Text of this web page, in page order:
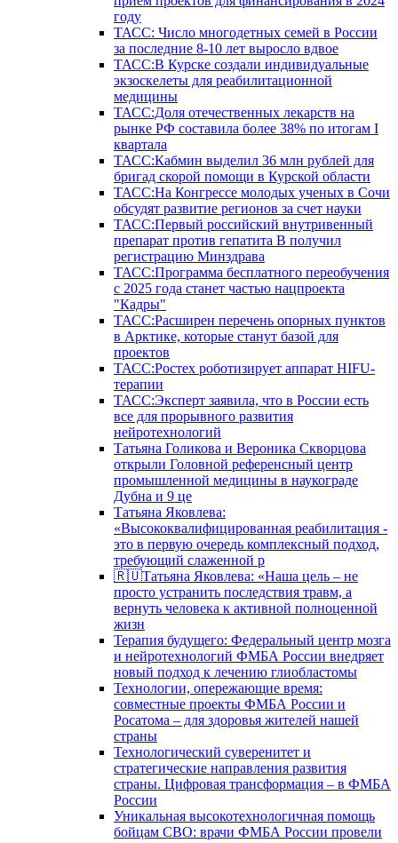
году
ТАСС: Число многодетных семей в России
за последние 8-10 лет выросло вдвое
ТАСС:В Курске создали индивидуальные
экзоскелеты для реабилитационной
медицины
ТАСС:Доля отечественных лекарств на
рынке РФ составила более 38% по итогам I
квартала
ТАСС:Кабмин выделил 36 млн рублей для
бригад скорой помощи в Курской области
ТАСС:На Конгрессе молодых ученых в Сочи
обсудят развитие регионов за счет науки
ТАСС:Первый российский внутривенный
препарат против гепатита В получил
регистрацию Минздрава
ТАСС:Программа бесплатного переобучения
с 2025 года станет частью нацпроекта
"Кадры"
ТАСС:Расширен перечень опорных пунктов
в Арктике, которые станут базой для
проектов
ТАСС:Ростех роботизирует аппарат HIFU-
терапии
ТАСС:Эксперт заявила, что в России есть
все для прорывного развития
нейротехнологий
Татьяна Голикова и Вероника Скворцова
открыли Головной референсный центр
промышленной медицины в наукограде
Дубна и 9 це
Татьяна Яковлева:
«Высококвалифицированная реабилитация -
это в первую очередь комплексный подход,
требующий слаженной р
🇷🇺Татьяна Яковлева: «Наша цель – не
просто устранить последствия травм, а
вернуть человека к активной полноценной
жизн
Терапия будущего: Федеральный центр мозга
и нейротехнологий ФМБА России внедряет
новый подход к лечению глиобластомы
Технологии, опережающие время:
совместные проекты ФМБА России и
Росатома – для здоровья жителей нашей
страны
Технологический суверенитет и
стратегические направления развития
страны. Цифровая трансформация – в ФМБА
России
Уникальная высокотехнологичная помощь
бойцам СВО: врачи ФМБА России провели